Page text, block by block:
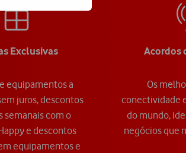
Exclusivas
equipamentos a
juros, descontos
semanais com o
e descontos
equipamentos e
Acordos
Os
conectividade
do mundo,
negócios que